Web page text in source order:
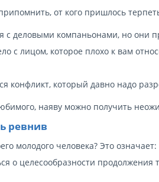
от кого пришлось
деловыми компаньонами, но они
с лицом, которое плохо к вам
конфликт, который давно надо
наяву можно получить
ревнив
молодого человека? Это
о целесообразности продолжения